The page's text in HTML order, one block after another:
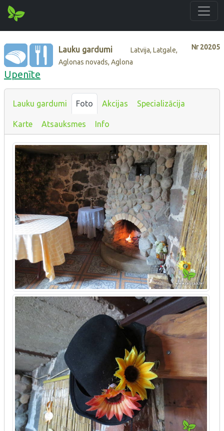
Nr20205
Lauku gardumi
Latvija, Latgale,
Aglonas novads, Aglona
Upenīte
Lauku gardumi Foto Akcijas Specializācija
Karte Atsauksmes Info